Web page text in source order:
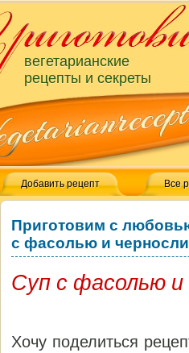
вегетарианские
рецепты и секреты
Добавить рецепт Все
Приготовим с
с фасолью и
Суп с фасолью и
Хочу поделиться